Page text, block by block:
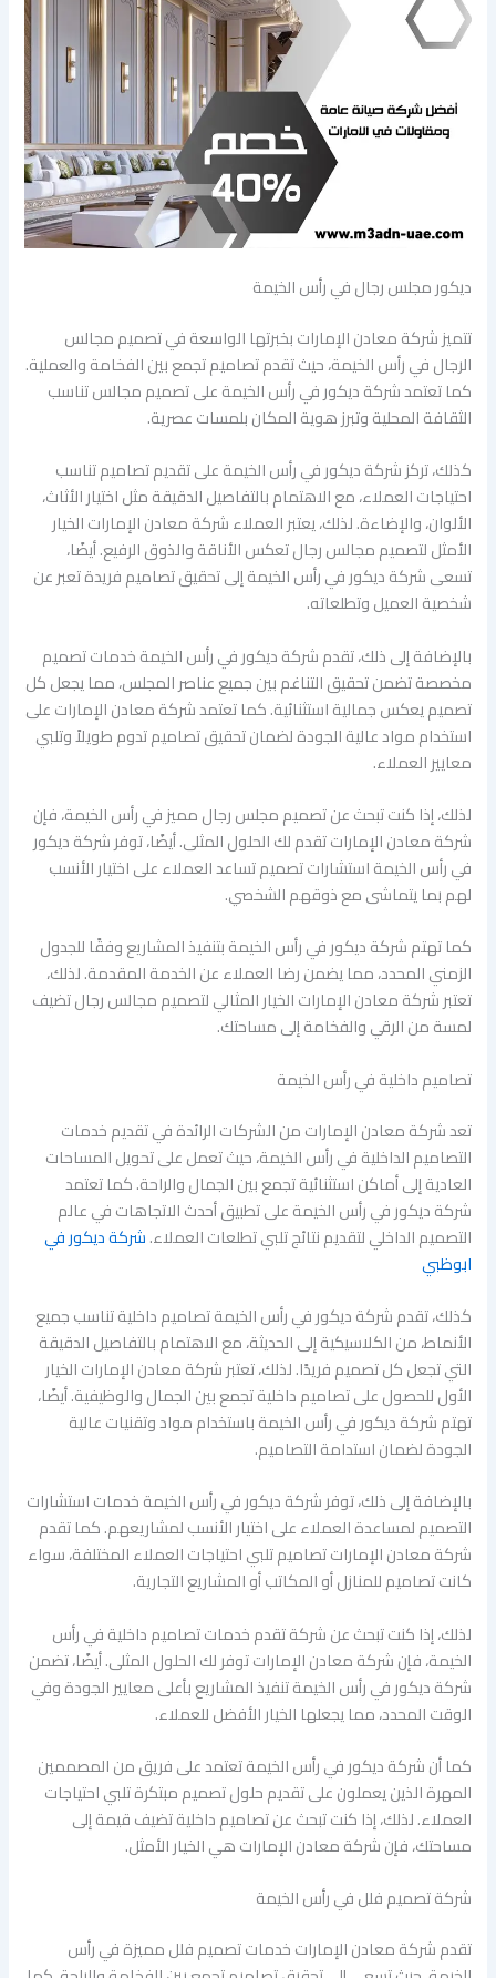
ديكور مجلس رجال في رأس الخيمة
تتميز شركة معادن الإمارات بخبرتها الواسعة في تصميم مجالس
الرجال في رأس الخيمة، حيث تقدم تصاميم تجمع بين الفخامة والعملية.
كما تعتمد شركة ديكور في رأس الخيمة على تصميم مجالس تناسب
الثقافة المحلية وتبرز هوية المكان بلمسات عصرية.
كذلك، تركز شركة ديكور في رأس الخيمة على تقديم تصاميم تناسب
احتياجات العملاء، مع الاهتمام بالتفاصيل الدقيقة مثل اختيار الأثاث،
الألوان، والإضاءة. لذلك، يعتبر العملاء شركة معادن الإمارات الخيار
الأمثل لتصميم مجالس رجال تعكس الأناقة والذوق الرفيع. أيضًا،
تسعى شركة ديكور في رأس الخيمة إلى تحقيق تصاميم فريدة تعبر عن
شخصية العميل وتطلعاته.
بالإضافة إلى ذلك، تقدم شركة ديكور في رأس الخيمة خدمات تصميم
مخصصة تضمن تحقيق التناغم بين جميع عناصر المجلس، مما يجعل كل
تصميم يعكس جمالية استثنائية. كما تعتمد شركة معادن الإمارات على
استخدام مواد عالية الجودة لضمان تحقيق تصاميم تدوم طويلاً وتلبي
معايير العملاء.
لذلك، إذا كنت تبحث عن تصميم مجلس رجال مميز في رأس الخيمة، فإن
شركة معادن الإمارات تقدم لك الحلول المثلى. أيضًا، توفر شركة ديكور
في رأس الخيمة استشارات تصميم تساعد العملاء على اختيار الأنسب
لهم بما يتماشى مع ذوقهم الشخصي.
كما تهتم شركة ديكور في رأس الخيمة بتنفيذ المشاريع وفقًا للجدول
الزمني المحدد، مما يضمن رضا العملاء عن الخدمة المقدمة. لذلك،
تعتبر شركة معادن الإمارات الخيار المثالي لتصميم مجالس رجال تضيف
لمسة من الرقي والفخامة إلى مساحتك.
تصاميم داخلية في رأس الخيمة
تعد شركة معادن الإمارات من الشركات الرائدة في تقديم خدمات
التصاميم الداخلية في رأس الخيمة، حيث تعمل على تحويل المساحات
العادية إلى أماكن استثنائية تجمع بين الجمال والراحة. كما تعتمد
شركة ديكور في رأس الخيمة على تطبيق أحدث الاتجاهات في عالم
التصميم الداخلي لتقديم نتائج تلبي تطلعات العملاء.شركة ديكور في
ابوظبي
كذلك، تقدم شركة ديكور في رأس الخيمة تصاميم داخلية تناسب جميع
الأنماط، من الكلاسيكية إلى الحديثة، مع الاهتمام بالتفاصيل الدقيقة
التي تجعل كل تصميم فريدًا. لذلك، تعتبر شركة معادن الإمارات الخيار
الأول للحصول على تصاميم داخلية تجمع بين الجمال والوظيفية. أيضًا،
تهتم شركة ديكور في رأس الخيمة باستخدام مواد وتقنيات عالية
الجودة لضمان استدامة التصاميم.
بالإضافة إلى ذلك، توفر شركة ديكور في رأس الخيمة خدمات استشارات
التصميم لمساعدة العملاء على اختيار الأنسب لمشاريعهم. كما تقدم
شركة معادن الإمارات تصاميم تلبي احتياجات العملاء المختلفة، سواء
كانت تصاميم للمنازل أو المكاتب أو المشاريع التجارية.
لذلك، إذا كنت تبحث عن شركة تقدم خدمات تصاميم داخلية في رأس
الخيمة، فإن شركة معادن الإمارات توفر لك الحلول المثلى. أيضًا، تضمن
شركة ديكور في رأس الخيمة تنفيذ المشاريع بأعلى معايير الجودة وفي
الوقت المحدد، مما يجعلها الخيار الأفضل للعملاء.
كما أن شركة ديكور في رأس الخيمة تعتمد على فريق من المصممين
المهرة الذين يعملون على تقديم حلول تصميم مبتكرة تلبي احتياجات
العملاء. لذلك، إذا كنت تبحث عن تصاميم داخلية تضيف قيمة إلى
مساحتك، فإن شركة معادن الإمارات هي الخيار الأمثل.
شركة تصميم فلل في رأس الخيمة
تقدم شركة معادن الإمارات خدمات تصميم فلل مميزة في رأس